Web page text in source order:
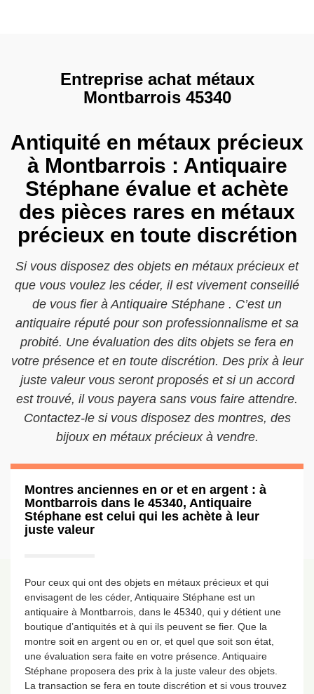
Entreprise achat métaux
Montbarrois 45340
Antiquité en métaux précieux
à Montbarrois : Antiquaire
Stéphane évalue et achète
des pièces rares en métaux
précieux en toute discrétion
Si vous disposez des objets en métaux précieux et
que vous voulez les céder, il est vivement conseillé
de vous fier à Antiquaire Stéphane . C’est un
antiquaire réputé pour son professionnalisme et sa
probité. Une évaluation des dits objets se fera en
votre présence et en toute discrétion. Des prix à leur
juste valeur vous seront proposés et si un accord
est trouvé, il vous payera sans vous faire attendre.
Contactez-le si vous disposez des montres, des
bijoux en métaux précieux à vendre.
Montres anciennes en or et en argent : à
Montbarrois dans le 45340, Antiquaire
Stéphane est celui qui les achète à leur
juste valeur
Pour ceux qui ont des objets en métaux précieux et qui
envisagent de les céder, Antiquaire Stéphane est un
antiquaire à Montbarrois, dans le 45340, qui y détient une
boutique d’antiquités et à qui ils peuvent se fier. Que la
montre soit en argent ou en or, et quel que soit son état,
une évaluation sera faite en votre présence. Antiquaire
Stéphane proposera des prix à la juste valeur des objets.
La transaction se fera en toute discrétion et si vous trouvez